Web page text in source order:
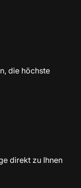
die höchste
direkt zu Ihnen